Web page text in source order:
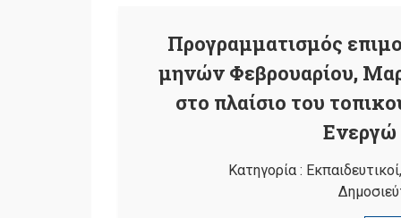
Προγραμματισμός
μηνών Φεβρουαρίου,
στο πλαίσιο του
Ενεργώ
Κατηγορία : Εκπαιδευτικοί